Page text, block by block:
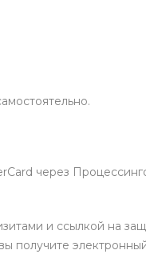
через
и ссылкой на
получите